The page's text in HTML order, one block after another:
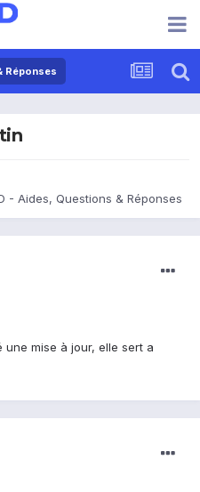
Réponses
- Aides, Questions & Réponses
mise à jour, elle sert a